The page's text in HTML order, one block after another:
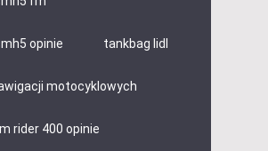
opinie tankbag lidl
motocyklowych
rider 400 opinie